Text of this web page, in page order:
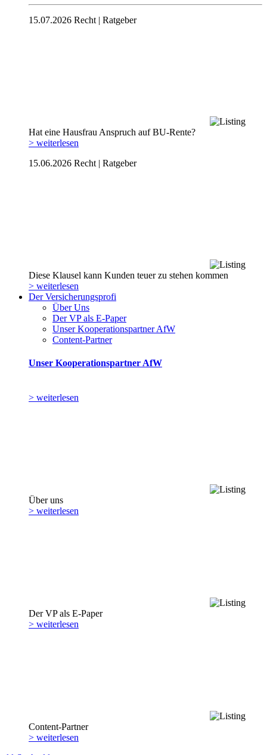
15.07.2026 Recht | Ratgeber
Hat eine Hausfrau Anspruch auf BU-Rente?
> weiterlesen
15.06.2026 Recht | Ratgeber
Diese Klausel kann Kunden teuer zu stehen kommen
> weiterlesen
Der Versicherungsprofi
Über Uns
Der VP als E-Paper
Unser Kooperationspartner AfW
Content-Partner
Unser Kooperationspartner AfW
> weiterlesen
Über uns
> weiterlesen
Der VP als E-Paper
> weiterlesen
Content-Partner
> weiterlesen